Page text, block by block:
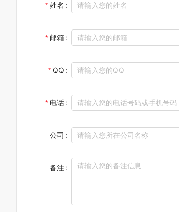
姓名
邮箱
QQ
电话
公司
备注